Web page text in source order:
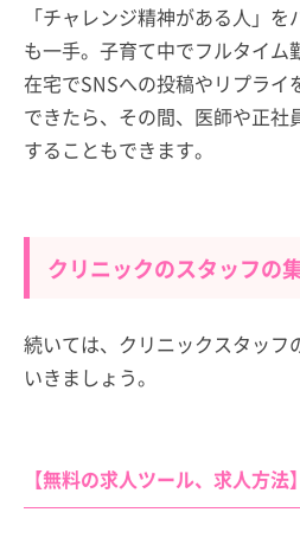
「チャレンジ精神がある人」
も一手。子育て中でフルタイム
在宅でSNSへの投稿やリプライ
できたら、その間、医師や正社
することもできます。
クリニックのスタッフの
続いては、クリニックスタッフ
いきましょう。
【無料の求人ツール、求人方法】